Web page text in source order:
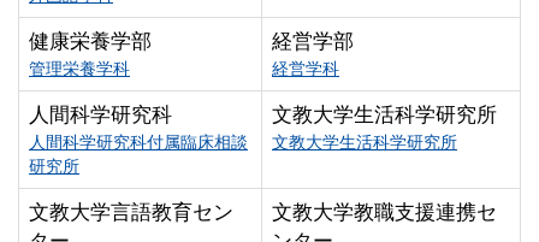
健康栄養学部
管理栄養学科
経営学部
経営学科
人間科学研究科
人間科学研究科付属臨床相談
研究所
文教大学生活科学研究所
文教大学生活科学研究所
文教大学言語教育セン
文教大学教職支援連携セ